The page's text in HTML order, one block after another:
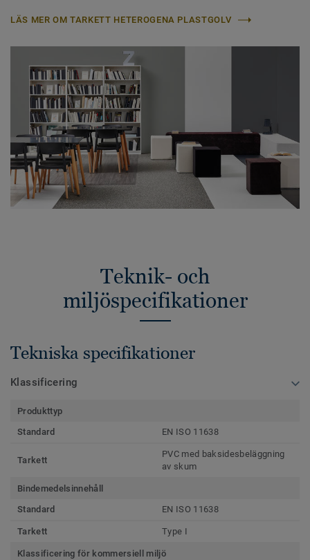
LÄS MER OM TARKETT HETEROGENA PLASTGOLV
Teknik- och
miljöspecifikationer
Tekniska specifikationer
Klassificering
Produkttyp
Standard
EN ISO 11638
Tarkett
PVC med baksidesbeläggning
av skum
Bindemedelsinnehåll
Standard
EN ISO 11638
Tarkett Type I
Klassificering för kommersiell miljö